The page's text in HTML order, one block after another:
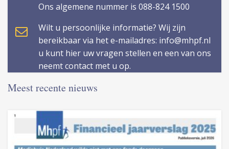
Ons algemene nummer is 088-824 1500
Wilt u persoonlijke informatie? Wij zijn
bereikbaar via het e-mailadres: info@mhpf.nl
u kunt hier uw vragen stellen en een van ons
neemt contact met u op.
Meest recente nieuws